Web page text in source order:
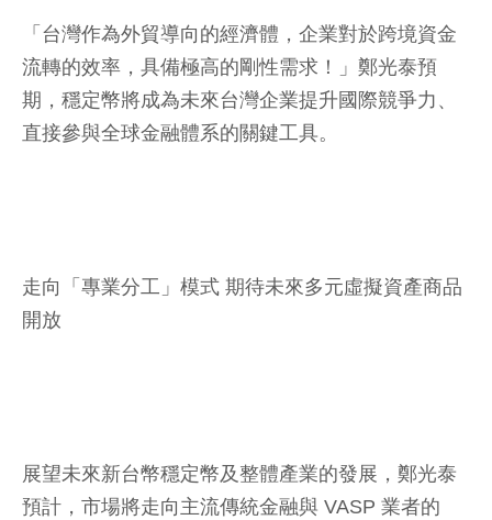
「台灣作為外貿導向的經濟體，企業對於跨境資金
流轉的效率，具備極高的剛性需求！」鄭光泰預
期，穩定幣將成為未來台灣企業提升國際競爭力、
直接參與全球金融體系的關鍵工具。
走向「專業分工」模式 期待未來多元虛擬資產商品
開放
展望未來新台幣穩定幣及整體產業的發展，鄭光泰
預計，市場將走向主流傳統金融與 VASP 業者的